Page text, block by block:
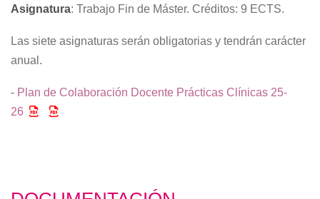
Asignatura: Trabajo Fin de Máster. Créditos: 9 ECTS.
Las siete asignaturas serán obligatorias y tendrán carácter
anual.
- Plan de Colaboración Docente Prácticas Clínicas 25-
26